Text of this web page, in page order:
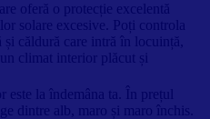
oferă o protecție excelentă
solare excesive. Poți controla
și căldură care intră în locuință,
climat interior plăcut și
este la îndemâna ta. În prețul
dintre alb, maro și maro închis.